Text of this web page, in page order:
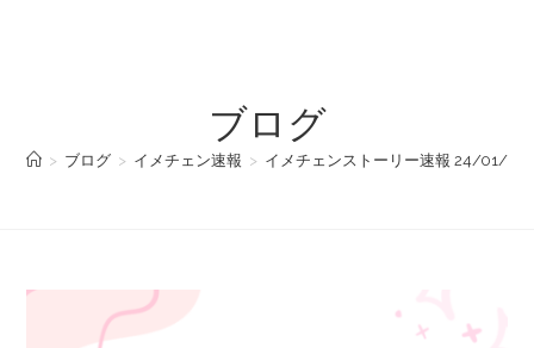
ブログ
> ブログ > イメチェン速報 > イメチェンストーリー速報 24/01/05